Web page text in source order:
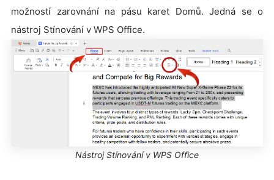
možností zarovnání na pásu karet Domů. Jedná se o
nástroj Stínování v WPS Office.
Nástroj Stínování v WPS Office